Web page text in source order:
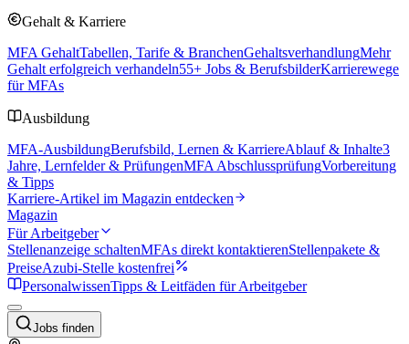
Gehalt & Karriere
MFA GehaltTabellen, Tarife & BranchenGehaltsverhandlungMehr
Gehalt erfolgreich verhandeln55+ Jobs & BerufsbilderKarrierewege
für MFAs
Ausbildung
MFA-AusbildungBerufsbild, Lernen & KarriereAblauf & Inhalte3
Jahre, Lernfelder & PrüfungenMFA AbschlussprüfungVorbereitung
& Tipps
Karriere-Artikel im Magazin entdecken
Magazin
Für Arbeitgeber
Stellenanzeige schaltenMFAs direkt kontaktierenStellenpakete &
PreiseAzubi-Stelle kostenfrei
PersonalwissenTipps & Leitfäden für Arbeitgeber
Jobs finden